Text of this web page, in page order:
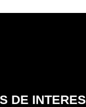
DE INTERES